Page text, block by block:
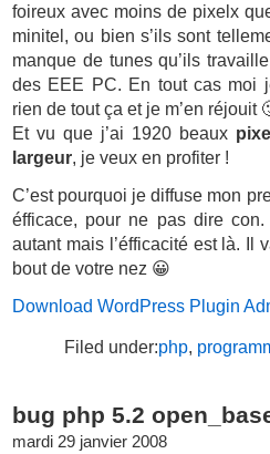
foireux avec moins de pixelx
minitel, ou bien s’ils sont
manque de tunes qu’ils
des EEE PC. En tout cas moi
rien de tout ça et je m’en réjouit
Et vu que j’ai 1920 beaux
largeur, je veux en profiter !
C’est pourquoi je diffuse mon
éfficace, pour ne pas dire
autant mais l’éfficacité est là. Il
bout de votre nez 😀
Download WordPress Plugin
Filed under:php,
bug php 5.2
mardi 29 janvier 2008